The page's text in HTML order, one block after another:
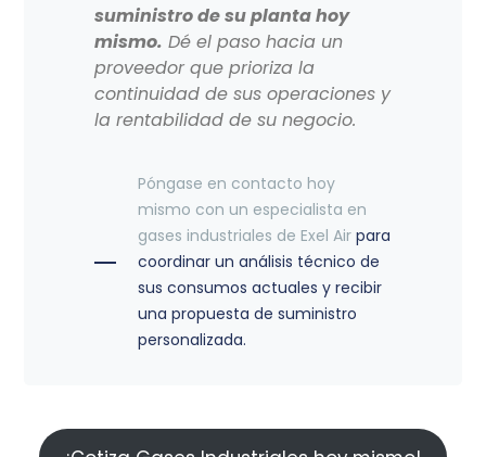
suministro de su planta hoy
mismo. Dé el paso hacia un
proveedor que prioriza la
continuidad de sus operaciones y
la rentabilidad de su negocio.
Póngase en contacto hoy
mismo con un especialista en
gases industriales de Exel Air para
coordinar un análisis técnico de
sus consumos actuales y recibir
una propuesta de suministro
personalizada.